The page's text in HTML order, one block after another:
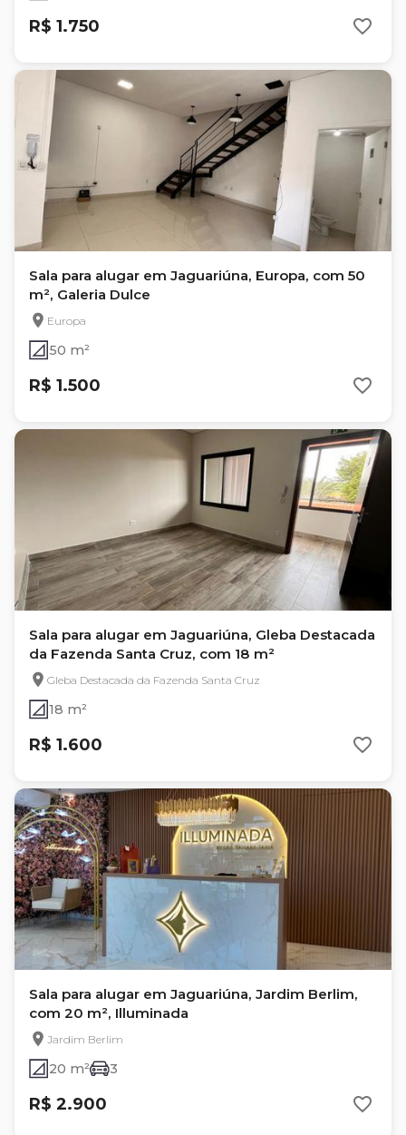
R$ 1.750
Sala para alugar em Jaguariúna, Europa, com 50
m², Galeria Dulce
Europa
50 m²
R$ 1.500
Sala para alugar em Jaguariúna, Gleba Destacada
da Fazenda Santa Cruz, com 18 m²
Gleba Destacada da Fazenda Santa Cruz
18 m²
R$ 1.600
Sala para alugar em Jaguariúna, Jardim Berlim,
com 20 m², Illuminada
Jardim Berlim
20 m² 3
R$ 2.900